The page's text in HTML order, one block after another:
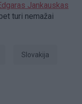
Jankauskas
turi nemažai
Slovakija